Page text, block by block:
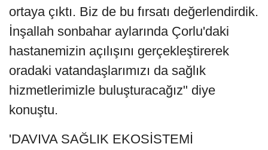
ortaya çıktı. Biz de bu fırsatı değerlendirdik.
İnşallah sonbahar aylarında Çorlu'daki
hastanemizin açılışını gerçekleştirerek
oradaki vatandaşlarımızı da sağlık
hizmetlerimizle buluşturacağız" diye
konuştu.
'DAVIVA SAĞLIK EKOSİSTEMİ